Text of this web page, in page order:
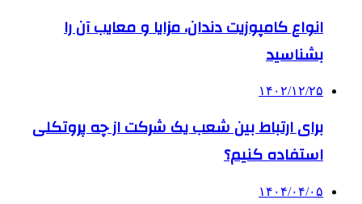
انواع کامپوزیت دندان، مزایا و معایب آن را
بشناسید
۱۴۰۲/۱۲/۲۵
برای ارتباط بین شعب یک شرکت از چه پروتکلی
استفاده کنیم؟
۱۴۰۴/۰۴/۰۵